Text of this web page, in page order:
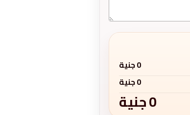
0جنية
0جنية
0جنية